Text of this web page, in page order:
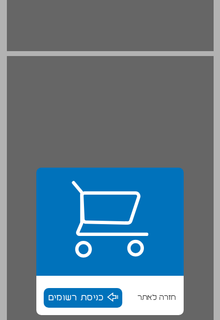
חזרה לאתר כניסת רשומים